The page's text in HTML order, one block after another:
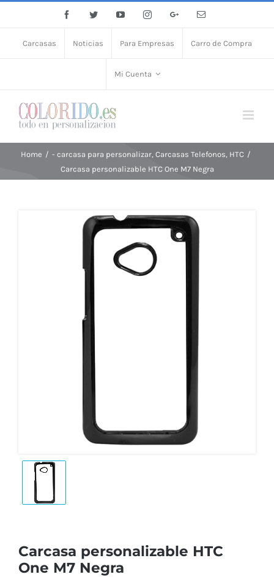
FacebookTwitter YouTubeInstagramGoogle+Email
Carcasas Noticias Para Empresas Carro de Compra
Mi Cuenta
Home / - carcasa para personalizar, Carcasas Telefonos, HTC /
Carcasa personalizable HTC One M7 Negra
Carcasa personalizable HTC
One M7 Negra